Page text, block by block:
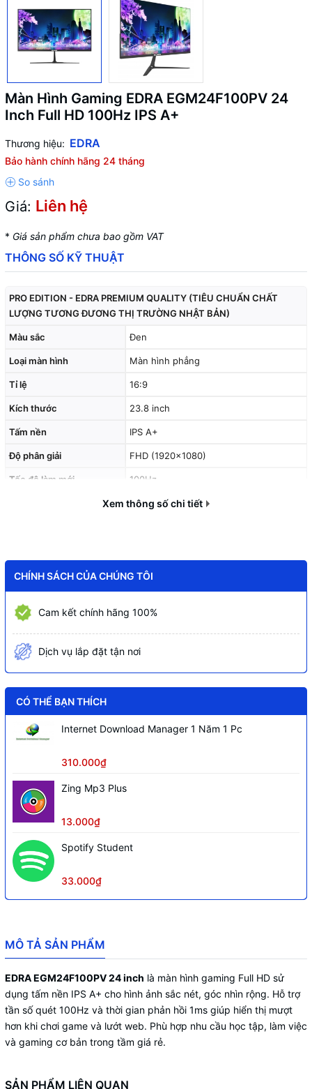
Màn Hình Gaming EDRA EGM24F100PV 24
Inch Full HD 100Hz IPS A+
Thương hiệu: EDRA
Bảo hành chính hãng 24 tháng
Giá: Liên hệ
* Giá sản phẩm chưa bao gồm VAT
THÔNG SỐ KỸ THUẬT
PRO EDITION - EDRA PREMIUM QUALITY (TIÊU CHUẨN CHẤT
LƯỢNG TƯƠNG ĐƯƠNG THỊ TRƯỜNG NHẬT BẢN)
Màu sắc Đen
Loại màn hình Màn hình phẳng
Tỉ lệ 16:9
Kích thước 23.8 inch
Tấm nền IPS A+
Độ phân giải FHD (1920x1080)
Tốc độ làm mới 100Hz
1ms MPRT
Màu sắc hiển thị 94% sRGB
Chân cố định
Phụ kiện Cáp nguồn, Cáp HDMI
hộp
602110400mm (Vỏ hộp)
Cân nặng
Hỗ trợ VESA 100x100mm
Xem thông số chi tiết
CHÍNH SÁCH CỦA CHÚNG TÔI
Cam kết chính hãng 100%
Dịch vụ lắp đặt tận nơi
CÓ THỂ BẠN THÍCH
Internet Download Manager 1 Năm 1 Pc
310.000₫
Zing Mp3 Plus
13.000₫
Spotify Student
33.000₫
MÔ TẢ SẢN PHẨM
EDRA EGM24F100PV 24 inch là màn hình gaming Full HD sử
dụng tấm nền IPS A+ cho hình ảnh sắc nét, góc nhìn rộng. Hỗ trợ
tần số quét 100Hz và thời gian phản hồi 1ms giúp hiển thị mượt
hơn khi chơi game và lướt web. Phù hợp nhu cầu học tập, làm việc
và gaming cơ bản trong tầm giá rẻ.
SẢN PHẨM LIÊN QUAN